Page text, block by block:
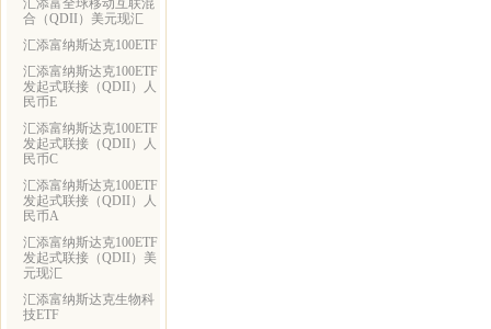
汇添富全球移动互联混
合（QDII）美元现汇
汇添富纳斯达克100ETF
汇添富纳斯达克100ETF
发起式联接（QDII）人
民币E
汇添富纳斯达克100ETF
发起式联接（QDII）人
民币C
汇添富纳斯达克100ETF
发起式联接（QDII）人
民币A
汇添富纳斯达克100ETF
发起式联接（QDII）美
元现汇
汇添富纳斯达克生物科
技ETF